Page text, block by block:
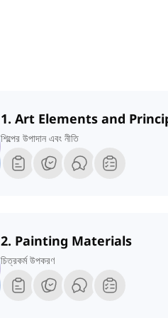
1. Art Elements and
শিল্পের উপাদান এবং নীতি
2. Painting Materials
চিত্রকর্ম উপকরণ